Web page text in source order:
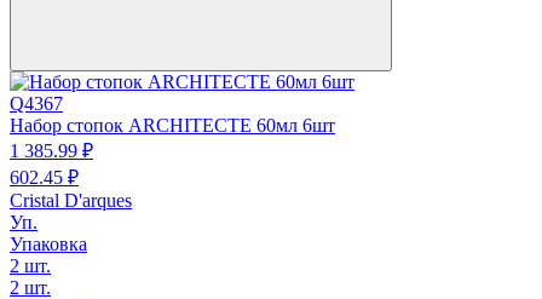
Q4367
Набор стопок ARCHITECTE 60мл 6шт
1 385.99 ₽
602.45 ₽
Cristal D'arques
Уп.
Упаковка
2 шт.
2 шт.